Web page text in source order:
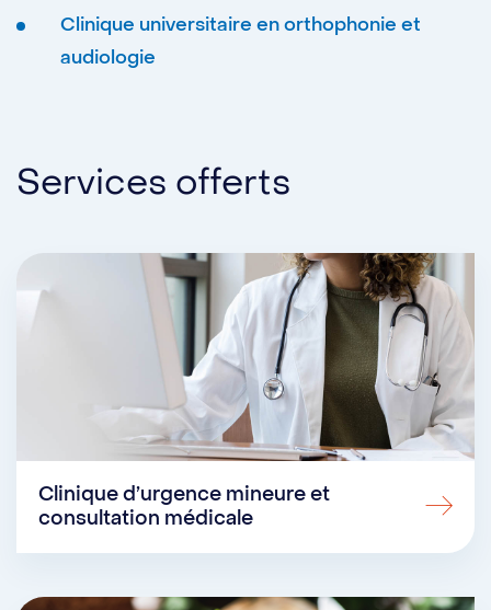
Clinique universitaire en orthophonie et
audiologie
Services offerts
Clinique d’urgence mineure et
consultation médicale